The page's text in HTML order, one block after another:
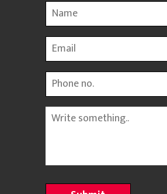
Name
Email
Phone
Message